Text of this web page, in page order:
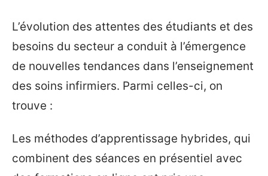
L’évolution des attentes des étudiants et des
besoins du secteur a conduit à l’émergence
de nouvelles tendances dans l’enseignement
des soins infirmiers. Parmi celles-ci, on
trouve :
Les méthodes d’apprentissage hybrides, qui
combinent des séances en présentiel avec